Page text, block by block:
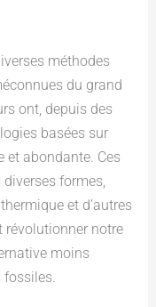
méthodes
du grand
ont, depuis des
basées sur
et abondante. Ces
formes,
et d’autres
révolutionner notre
moins
fossiles.